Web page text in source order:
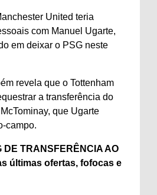
United teria
com Manuel Ugarte,
em deixar o PSG neste
revela que o Tottenham
a transferência do
que Ugarte
campo.
TRANSFERÊNCIA AO
últimas ofertas, fofocas e